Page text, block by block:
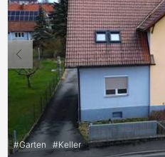
#Garten #Keller